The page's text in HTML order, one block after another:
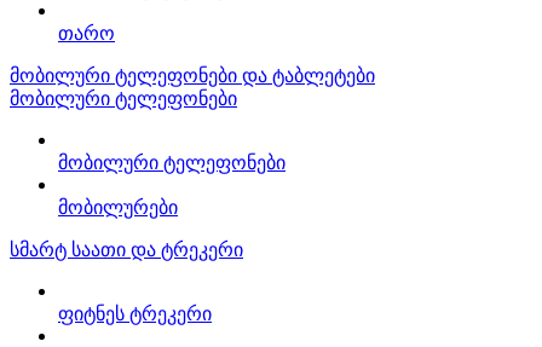
თარო
მობილური ტელეფონები და ტაბლეტები
მობილური ტელეფონები
მობილური ტელეფონები
მობილურები
სმარტ საათი და ტრეკერი
ფიტნეს ტრეკერი